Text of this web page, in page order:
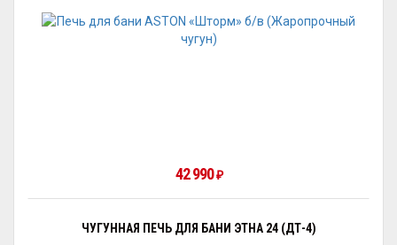
42 990 ₽
ЧУГУННАЯ ПЕЧЬ ДЛЯ БАНИ ЭТНА 24 (ДТ-4)